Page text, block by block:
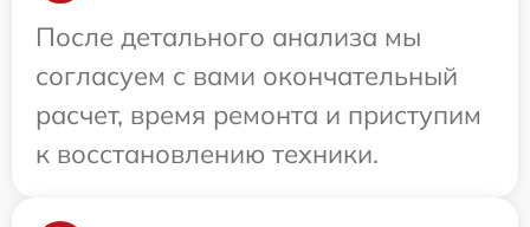
После детального анализа мы
согласуем с вами окончательный
расчет, время ремонта и приступим
к восстановлению техники.